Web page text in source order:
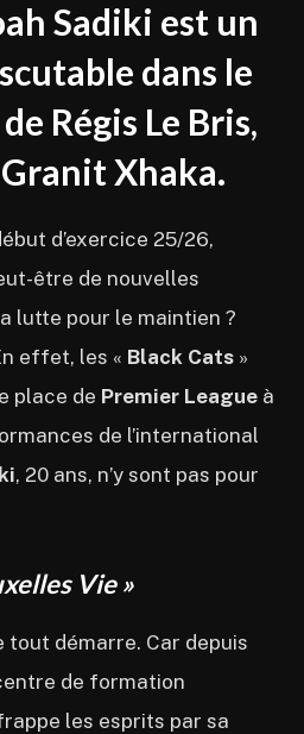
Sadiki est un
dans le
Régis Le Bris,
Xhaka.
d’exercice 25/26,
être de nouvelles
lutte pour le maintien ?
effet, les « Black Cats »
place de Premier League à
de l’international
, 20 ans, n’y sont pas pour
Vie »
tout démarre. Car depuis
de formation
les esprits par sa